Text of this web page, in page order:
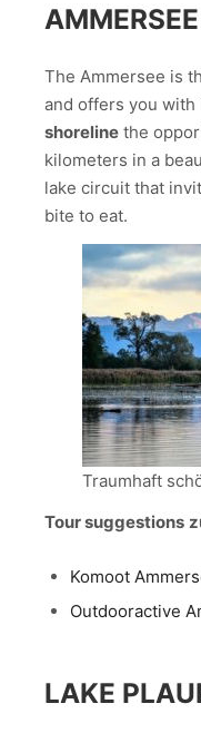
AMMERSEE
The Ammersee is
and offers you with
shoreline the
kilometers in a
lake circuit that
bite to eat.
Traumhaft
Tour suggestions
Komoot
Outdooractive
LAKE